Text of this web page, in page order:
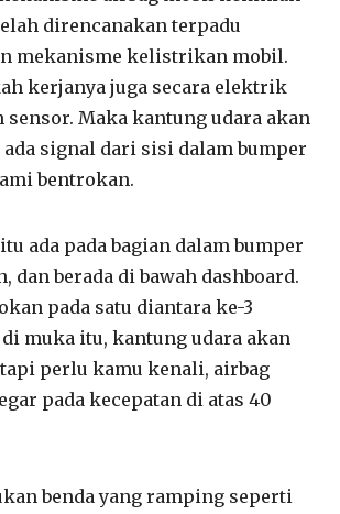
direncanakan terpadu
mekanisme kelistrikan mobil.
kerjanya juga secara elektrik
sensor. Maka kantung udara akan
signal dari sisi dalam bumper
bentrokan.
ada pada bagian dalam bumper
dan berada di bawah dashboard.
pada satu diantara ke-3
muka itu, kantung udara akan
perlu kamu kenali, airbag
pada kecepatan di atas 40
benda yang ramping seperti